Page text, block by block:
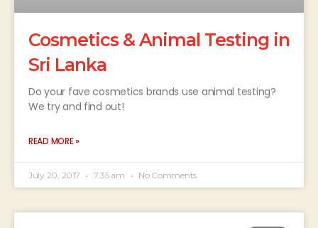
Cosmetics & Animal Testing in
Sri Lanka
Do your fave cosmetics brands use animal testing?
We try and find out!
READ MORE »
July 20, 2017 7:35 am No Comments